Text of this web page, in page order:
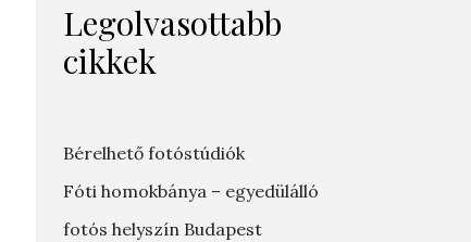
Legolvasottabb
cikkek
Bérelhető fotóstúdiók
Fóti homokbánya – egyedülálló
fotós helyszín Budapest